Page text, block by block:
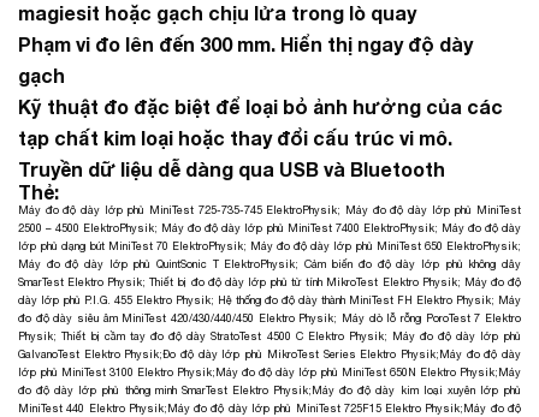
magiesit hoặc gạch chịu lửa trong lò quay
Phạm vi đo lên đến 300 mm. Hiển thị ngay độ dày
gạch
Kỹ thuật đo đặc biệt để loại bỏ ảnh hưởng của các
tạp chất kim loại hoặc thay đổi cấu trúc vi mô.
Truyền dữ liệu dễ dàng qua USB và Bluetooth
Thẻ:
Máy đo độ dày lớp phủ MiniTest 725-735-745 ElektroPhysik; Máy đo độ dày lớp phủ MiniTest
2500 – 4500 ElektroPhysik; Máy đo độ dày lớp phủ MiniTest 7400 ElektroPhysik; Máy đo độ dày
lớp phủ dạng bút MiniTest 70 ElektroPhysik; Máy đo độ dày lớp phủ MiniTest 650 ElektroPhysik;
Máy đo độ dày lớp phủ QuintSonic T ElektroPhysik; Cảm biến đo độ dày lớp phủ không dây
SmarTest Elektro Physik;Thiết bị đo độ dày lớp phủ từ tính MikroTest Elektro Physik; Máy đo độ
dày lớp phủ P.I.G. 455 Elektro Physik; Hệ thống đo độ dày thành MiniTest FH Elektro Physik; Máy
đo độ dày siêu âm MiniTest 420/430/440/450 Elektro Physik; Máy dò lỗ rỗng PoroTest 7 Elektro
Physik;Thiết bị cầm tay đo độ dày StratoTest 4500 C Elektro Physik; Máy đo độ dày lớp phủ
GalvanoTest Elektro Physik;Đo độ dày lớp phủ MikroTest Series Elektro Physik;Máy đo độ dày
lớp phủ MiniTest 3100 Elektro Physik;Máy đo độ dày lớp phủ MiniTest 650N Elektro Physik;Máy
đo độ dày lớp phủ thông minh SmarTest Elektro Physik;Máy đo độ dày kim loại xuyên lớp phủ
MiniTest 440 Elektro Physik;Máy đo độ dày lớp phủ MiniTest 725F15 Elektro Physik;Máy đo độ